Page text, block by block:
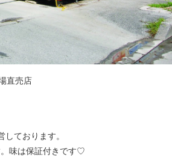
直売店
ております。
味は保証付きです♡